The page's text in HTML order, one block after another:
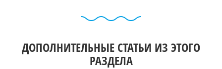
ДОПОЛНИТЕЛЬНЫЕ СТАТЬИ ИЗ ЭТОГО
РАЗДЕЛА